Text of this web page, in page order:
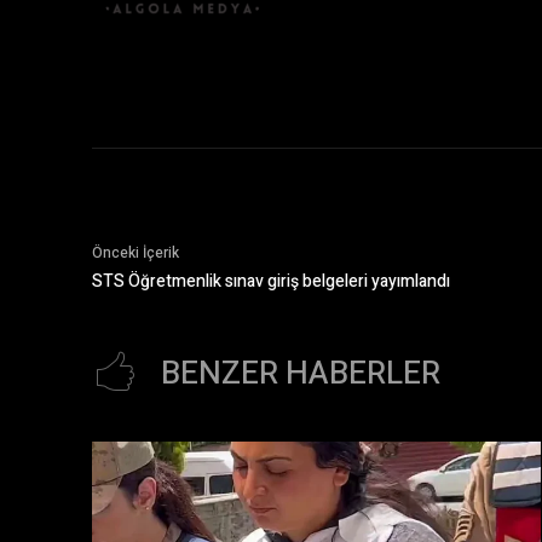
Önceki İçerik
STS Öğretmenlik sınav giriş belgeleri yayımlandı
BENZER HABERLER